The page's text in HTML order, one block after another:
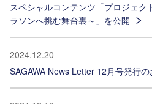
スペシャルコンテンツ「プロジェク
ラソンへ挑む舞台裏～」を公開
2024.12.20
SAGAWA News Letter 12月号発行